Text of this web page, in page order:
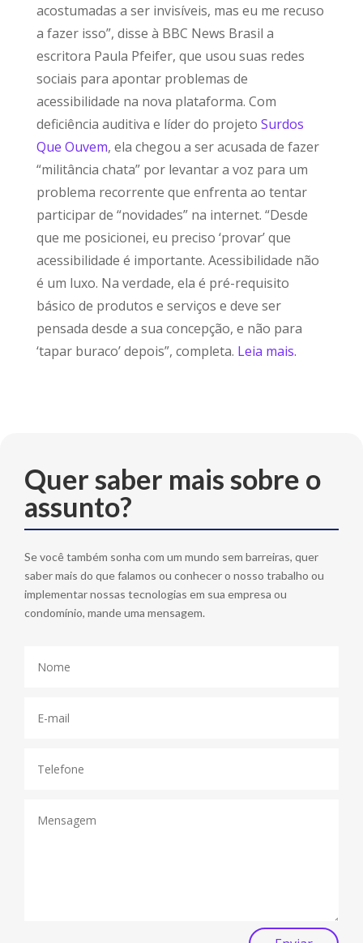
acostumadas a ser invisíveis, mas eu me recuso
a fazer isso”, disse à BBC News Brasil a
escritora Paula Pfeifer, que usou suas redes
sociais para apontar problemas de
acessibilidade na nova plataforma. Com
deficiência auditiva e líder do projeto Surdos
Que Ouvem, ela chegou a ser acusada de fazer
“militância chata” por levantar a voz para um
problema recorrente que enfrenta ao tentar
participar de “novidades” na internet. “Desde
que me posicionei, eu preciso ‘provar’ que
acessibilidade é importante. Acessibilidade não
é um luxo. Na verdade, ela é pré-requisito
básico de produtos e serviços e deve ser
pensada desde a sua concepção, e não para
‘tapar buraco’ depois”, completa. Leia mais.
Quer saber mais sobre o
assunto?
Se você também sonha com um mundo sem barreiras, quer
saber mais do que falamos ou conhecer o nosso trabalho ou
implementar nossas tecnologias em sua empresa ou
condomínio, mande uma mensagem.